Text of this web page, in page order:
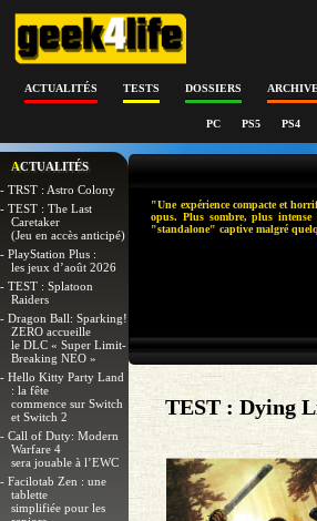
ACTUALITÉS TESTS DOSSIERS
PC PS5 PS4
ACTUALITÉS
- TRST : Astro Colony
- TEST : The Last
Caretaker
(Jeu en accès anticipé)
- PlayStation Plus :
les jeux d’août 2026
- TEST : Splatoon
Raiders
- Dragon Ball: Sparking!
ZERO accueille
le DLC « Super Limit-
Breaking NEO »
- Hello Kitty Party Land
: la fête
commence sur Switch
et Switch 2
- Call of Duty: Modern
Warfare 4
sera jouable à l’EWC
- Facilotab Zen : une
tablette
simplifiée pour les
"Une expérience compacte et
opus. Plus sombre, plus
"standalone" captive malgré
TEST : Dying